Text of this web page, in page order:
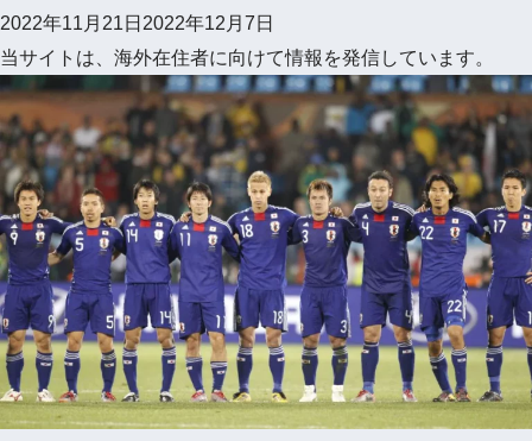
2022年11月21日 2022年12月7日
当サイトは、海外在住者に向けて情報を発信しています。